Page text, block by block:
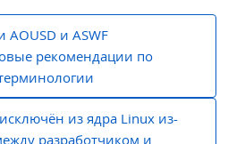
AOUSD и ASWF
рекомендации по
из ядра Linux из-
разработчиком и